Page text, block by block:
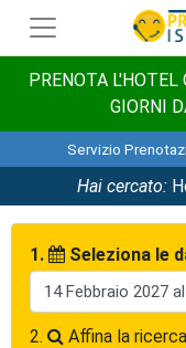
PRENOTA L'HOTEL
GIORNI
Servizio
Hai cercato:
1. Seleziona le
2. Affina la